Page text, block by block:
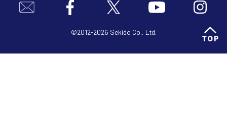
©2012-2026 Sekido Co., Ltd.